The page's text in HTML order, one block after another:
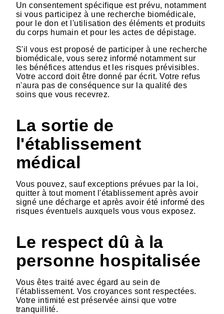
Un consentement spécifique est prévu, notamment
si vous participez à une recherche biomédicale,
pour le don et l'utilisation des éléments et produits
du corps humain et pour les actes de dépistage.
S'il vous est proposé de participer à une recherche
biomédicale, vous serez informé notamment sur
les bénéfices attendus et les risques prévisibles.
Votre accord doit être donné par écrit. Votre refus
n'aura pas de conséquence sur la qualité des
soins que vous recevrez.
La sortie de
l'établissement
médical
Vous pouvez, sauf exceptions prévues par la loi,
quitter à tout moment l'établissement après avoir
signé une décharge et après avoir été informé des
risques éventuels auxquels vous vous exposez.
Le respect dû à la
personne hospitalisée
Vous êtes traité avec égard au sein de
l'établissement. Vos croyances sont respectées.
Votre intimité est préservée ainsi que votre
tranquillité.